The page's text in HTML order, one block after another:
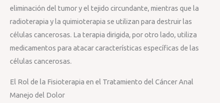
eliminación del tumor y el tejido circundante, mientras que la
radioterapia y la quimioterapia se utilizan para destruir las
células cancerosas. La terapia dirigida, por otro lado, utiliza
medicamentos para atacar características específicas de las
células cancerosas.
El Rol de la Fisioterapia en el Tratamiento del Cáncer Anal
Manejo del Dolor